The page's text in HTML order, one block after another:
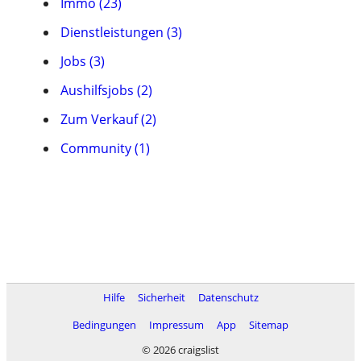
Dienstleistungen (3)
Jobs (3)
Aushilfsjobs (2)
Zum Verkauf (2)
Community (1)
Hilfe Sicherheit
Datenschutz
Bedingungen
Impressum App
Sitemap
© 2026 craigslist